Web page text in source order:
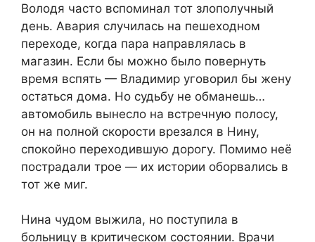
Володя часто вспоминал тот злополучный
день. Авария случилась на пешеходном
переходе, когда пара направлялась в
магазин. Если бы можно было повернуть
время вспять — Владимир уговорил бы жену
остаться дома. Но судьбу не обманешь…
автомобиль вынесло на встречную полосу,
он на полной скорости врезался в Нину,
спокойно переходившую дорогу. Помимо неё
пострадали трое — их истории оборвались в
тот же миг.
Нина чудом выжила, но поступила в
больницу в критическом состоянии. Врачи